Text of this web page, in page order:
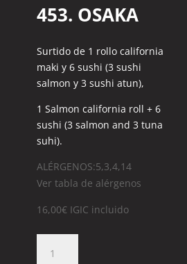
453. OSAKA
Surtido de 1 rollo california
maki y 6 sushi (3 sushi
salmon y 3 sushi atun),
1 Salmon california roll + 6
sushi (3 salmon and 3 tuna
suhi).
ALÉRGENOS:5,3,4,14
Ver tabla de alérgenos
16,00€ IGIC incluido
OSAKA